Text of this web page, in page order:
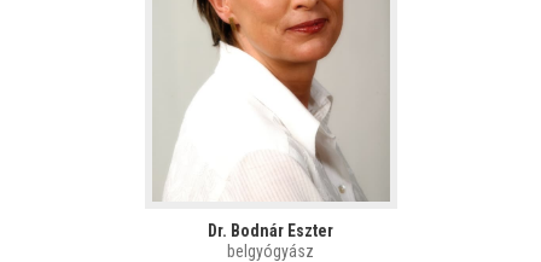
Dr. Bodnár Eszter
belgyógyász